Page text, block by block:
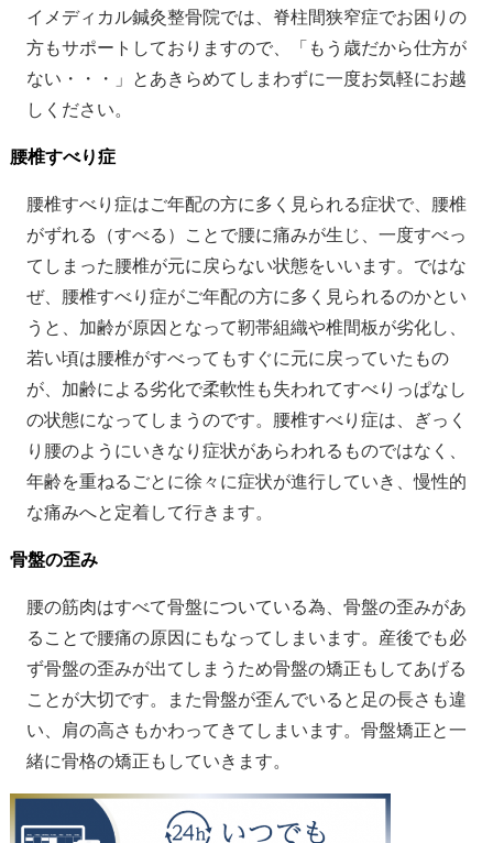
イメディカル鍼灸整骨院では、脊柱間狭窄症でお困りの
方もサポートしておりますので、「もう歳だから仕方が
ない・・・」とあきらめてしまわずに一度お気軽にお越
しください。
腰椎すべり症
腰椎すべり症はご年配の方に多く見られる症状で、腰椎
がずれる（すべる）ことで腰に痛みが生じ、一度すべっ
てしまった腰椎が元に戻らない状態をいいます。ではな
ぜ、腰椎すべり症がご年配の方に多く見られるのかとい
うと、加齢が原因となって靭帯組織や椎間板が劣化し、
若い頃は腰椎がすべってもすぐに元に戻っていたもの
が、加齢による劣化で柔軟性も失われてすべりっぱなし
の状態になってしまうのです。腰椎すべり症は、ぎっく
り腰のようにいきなり症状があらわれるものではなく、
年齢を重ねるごとに徐々に症状が進行していき、慢性的
な痛みへと定着して行きます。
骨盤の歪み
腰の筋肉はすべて骨盤についている為、骨盤の歪みがあ
ることで腰痛の原因にもなってしまいます。産後でも必
ず骨盤の歪みが出てしまうため骨盤の矯正もしてあげる
ことが大切です。また骨盤が歪んでいると足の長さも違
い、肩の高さもかわってきてしまいます。骨盤矯正と一
緒に骨格の矯正もしていきます。